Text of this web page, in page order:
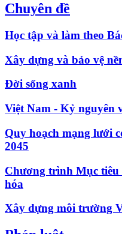
Chuyên đề
Học tập và làm theo
Xây dựng và bảo vệ
Đời sống xanh
Việt Nam - Kỷ nguyên
Quy hoạch mạng lưới
2045
Chương trình Mục tiêu
hóa
Xây dựng môi trường